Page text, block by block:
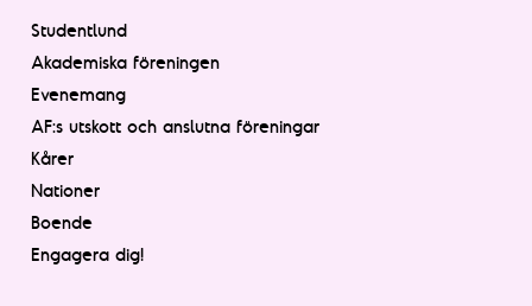
Studentlund
Akademiska föreningen
Evenemang
AF:s utskott och anslutna föreningar
Kårer
Nationer
Boende
Engagera dig!